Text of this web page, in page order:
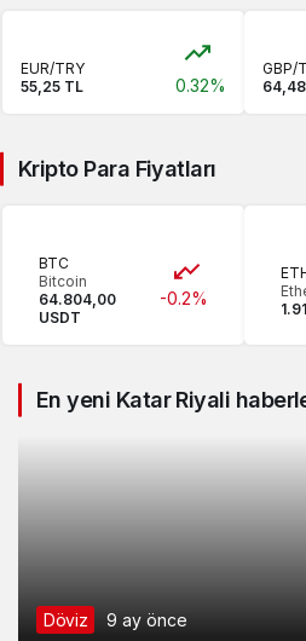
EUR/TRY
55,25 TL
0.32%
GBP/
Kripto Para Fiyatları
BTC
Bitcoin
64.804,00
USDT
-0.2%
En yeni Katar Riyali
Döviz 9 ay önce